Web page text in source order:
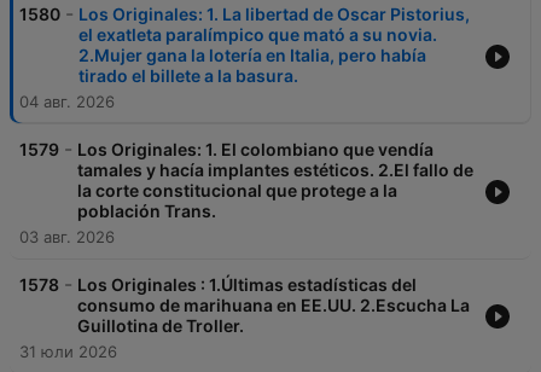
1580 - Los Originales: 1. La libertad de Oscar Pistorius,
el exatleta paralímpico que mató a su novia.
2.Mujer gana la lotería en Italia, pero había
tirado el billete a la basura.
04 авг. 2026
1579 - Los Originales: 1. El colombiano que vendía
tamales y hacía implantes estéticos. 2.El fallo de
la corte constitucional que protege a la
población Trans.
03 авг. 2026
1578 - Los Originales : 1.Últimas estadísticas del
consumo de marihuana en EE.UU. 2.Escucha La
Guillotina de Troller.
31 юли 2026